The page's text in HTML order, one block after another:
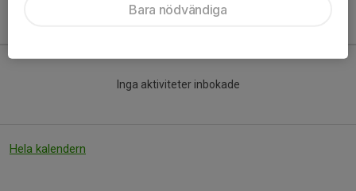
Inga aktiviteter inbokade
Hela kalendern
Bara nödvändiga